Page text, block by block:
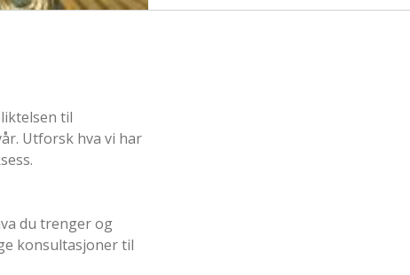
til
Utforsk hva vi har
du trenger og
konsultasjoner til